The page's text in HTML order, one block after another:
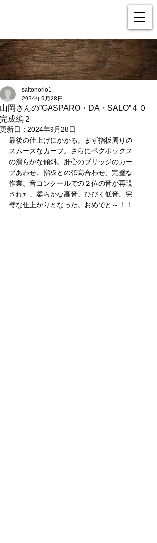
山岡さんの”GASPARO・DA・SALO”４０
完成編２
saitonorio1
2024年9月28日
更新日： 2024年9月28日
最後の仕上げにかかる。まず指板周りの
スムーズなカーブ。さらにペグボックス
の滑らかな傾斜。肝心のブリッジのカー
ブあわせ、指板との弦高合わせ、完璧な
作業。音コンクールでの２位の音が再現
された。柔らかな高音。ひびく低音。完
璧な仕上がりとなった。おめでと～！！